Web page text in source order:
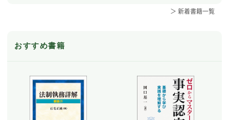
＞ 新着書籍一覧
おすすめ書籍